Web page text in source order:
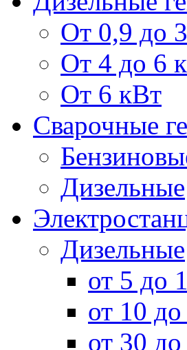
От 0,9 до
От 4 до 6
От 6 кВт
Сварочные
Дизельные
Дизельные
от 5 до
от 10
от 30